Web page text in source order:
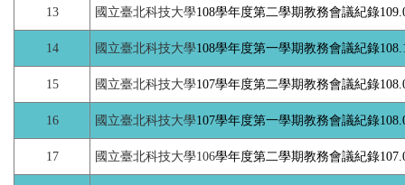
13 國立臺北科技大學108學年度第二學期教務會議紀錄
14 國立臺北科技大學108學年度第一學期教務會議紀錄
15 國立臺北科技大學107學年度第二學期教務會議紀錄
16 國立臺北科技大學107學年度第一學期教務會議紀錄
17 國立臺北科技大學106學年度第二學期教務會議紀錄